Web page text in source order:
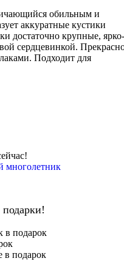
обильным и
аккуратные кустики
достаточно крупные, ярко-
сердцевинкой.
Подходит для
многолетник
в подарок
в подарок